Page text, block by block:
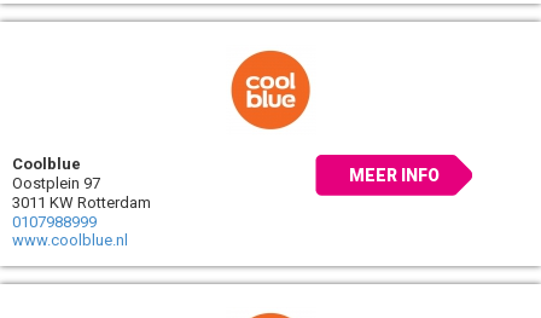
Coolblue
Oostplein 97
3011 KW Rotterdam
0107988999
www.coolblue.nl
MEER INFO